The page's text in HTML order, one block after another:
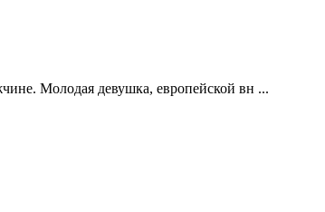
Молодая девушка, европейской вн ...